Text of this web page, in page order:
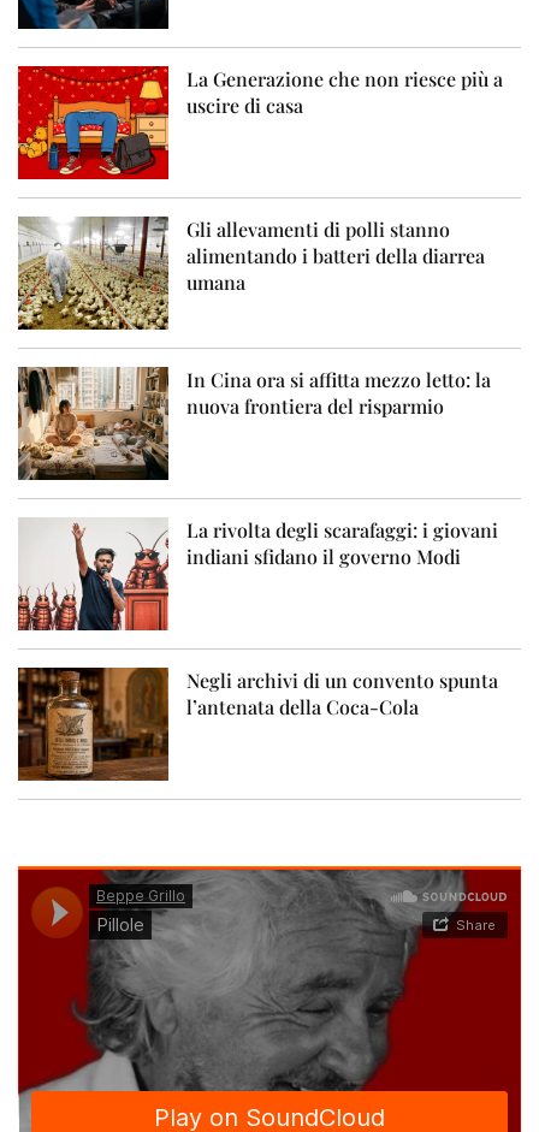
La Generazione che non riesce più a
uscire di casa
Gli allevamenti di polli stanno
alimentando i batteri della diarrea
umana
In Cina ora si affitta mezzo letto: la
nuova frontiera del risparmio
La rivolta degli scarafaggi: i giovani
indiani sfidano il governo Modi
Negli archivi di un convento spunta
l’antenata della Coca-Cola